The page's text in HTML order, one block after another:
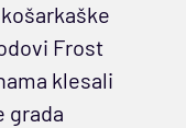
Frost
klesali
grada